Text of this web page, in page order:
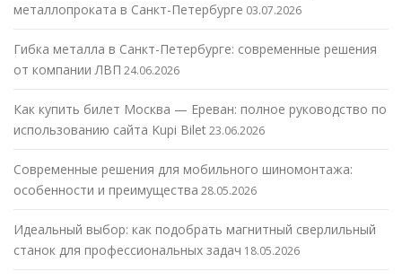
металлопроката в Санкт-Петербурге 03.07.2026
Гибка металла в Санкт-Петербурге: современные решения
от компании ЛВП 24.06.2026
Как купить билет Москва — Ереван: полное руководство по
использованию сайта Kupi Bilet23.06.2026
Современные решения для мобильного шиномонтажа:
особенности и преимущества 28.05.2026
Идеальный выбор: как подобрать магнитный сверлильный
станок для профессиональных задач 18.05.2026